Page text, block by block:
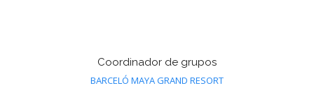
Coordinador de grupos
BARCELÓ MAYA GRAND RESORT